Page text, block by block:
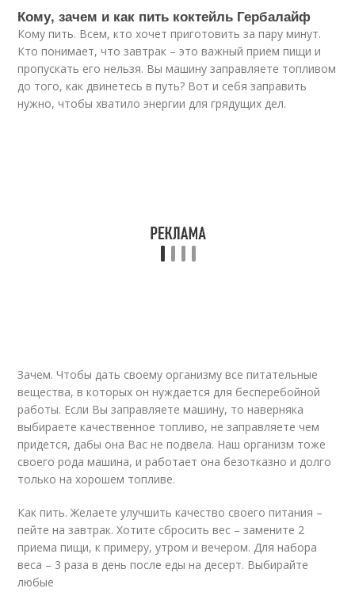
Кому, зачем и как пить коктейль Гербалайф
Кому пить. Всем, кто хочет приготовить за пару минут.
Кто понимает, что завтрак – это важный прием пищи и
пропускать его нельзя. Вы машину заправляете топливом
до того, как двинетесь в путь? Вот и себя заправить
нужно, чтобы хватило энергии для грядущих дел.
Зачем. Чтобы дать своему организму все питательные
вещества, в которых он нуждается для бесперебойной
работы. Если Вы заправляете машину, то наверняка
выбираете качественное топливо, не заправляете чем
придется, дабы она Вас не подвела. Наш организм тоже
своего рода машина, и работает она безотказно и долго
только на хорошем топливе.
Как пить. Желаете улучшить качество своего питания –
пейте на завтрак. Хотите сбросить вес – замените 2
приема пищи, к примеру, утром и вечером. Для набора
веса – 3 раза в день после еды на десерт. Выбирайте
любые